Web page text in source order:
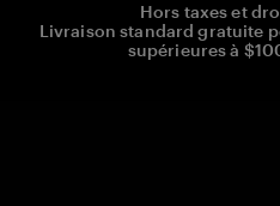
Hors taxes et
Livraison standard gratuite
supérieures à